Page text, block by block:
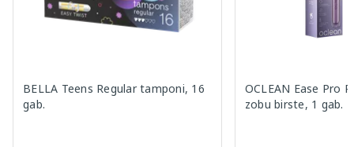
BELLA Teens Regular tamponi, 16
gab.
OCLEAN Ease Pro
zobu birste, 1 gab.